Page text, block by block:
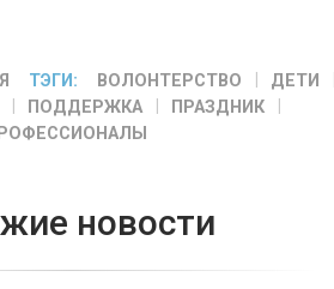
ТЭГИ: ВОЛОНТЕРСТВО
ДЕТИ
ПОДДЕРЖКА
ПРАЗДНИК
новости